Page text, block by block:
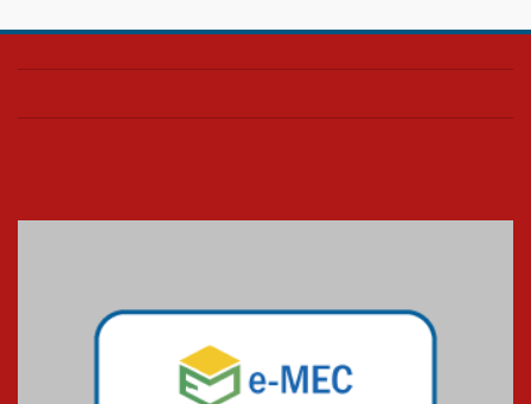
Colégio Presbiteriano
os funcionários
07.11.2024
Equipe de saltos ornamentais